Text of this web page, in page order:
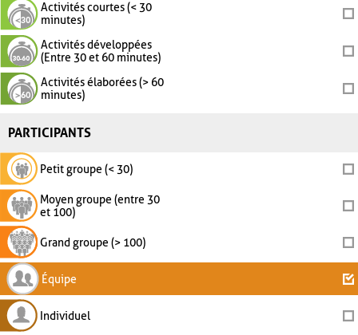
Activités courtes (< 30
minutes)
Activités développées
(Entre 30 et 60 minutes)
Activités élaborées (> 60
minutes)
PARTICIPANTS
Petit groupe (< 30)
Moyen groupe (entre 30
et 100)
Grand groupe (> 100)
Équipe
Individuel